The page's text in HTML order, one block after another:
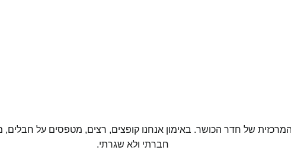
של חדר הכושר. באימון אנחנו קופצים, רצים, מטפסים על חבלים,
חברתי ולא שגרתי.